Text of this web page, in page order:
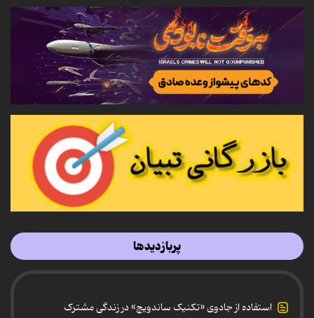
پربازدیدها
استفاده از جادوی «تکنیک ساندویچ» در زندگی مشترک